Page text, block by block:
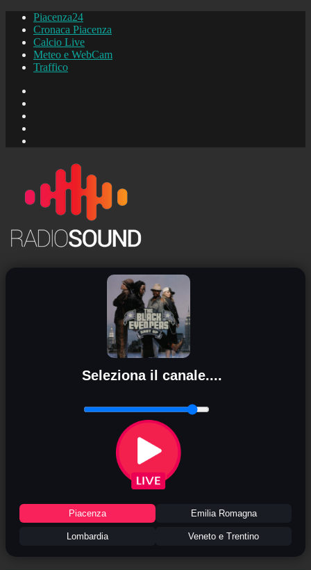
Piacenza24
Cronaca Piacenza
Calcio Live
Meteo e WebCam
Traffico
Seleziona il canale....
Piacenza Emilia Romagna
Lombardia Veneto e Trentino